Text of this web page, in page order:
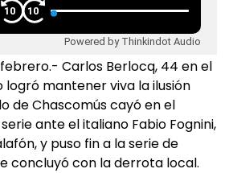
10 10
Powered by Thinkindot Audio
Carlos Berlocq, 44 en el
logró mantener viva la ilusión
de Chascomús cayó en el
ante el italiano Fabio Fognini,
y puso fin a la serie de
concluyó con la derrota local.